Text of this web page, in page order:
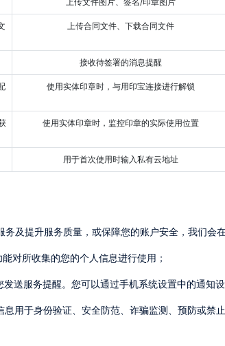
上传合同文件、下载合同文件
接收待签署的消息提醒
使用实体印章时，与用印宝连接进行解锁
使用实体印章时，监控印章的实际使用位置
用于首次使用时输入私有云地址
务及提升服务质量，或保障您的账户安全，我们会
对所收集的您的个人信息进行使用；
发送服务提醒。您可以通过手机系统设置中的通知
息用于身份验证、安全防范、诈骗监测、预防或禁